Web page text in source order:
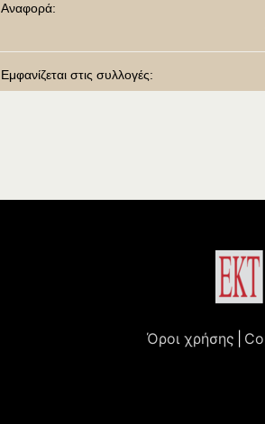
Αναφορά:
Εμφανίζεται στις συλλογές: